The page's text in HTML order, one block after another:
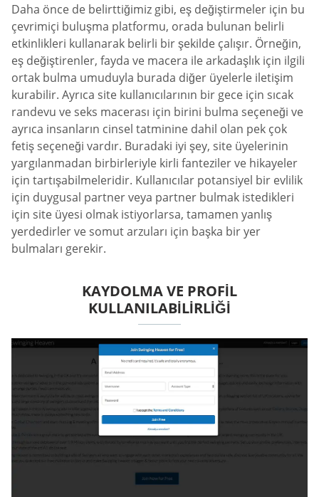
Daha önce de belirttiğimiz gibi, eş değiştirmeler için bu
çevrimiçi buluşma platformu, orada bulunan belirli
etkinlikleri kullanarak belirli bir şekilde çalışır. Örneğin,
eş değiştirenler, fayda ve macera ile arkadaşlık için ilgili
ortak bulma umuduyla burada diğer üyelerle iletişim
kurabilir. Ayrıca site kullanıcılarının bir gece için sıcak
randevu ve seks macerası için birini bulma seçeneği ve
ayrıca insanların cinsel tatminine dahil olan pek çok
fetiş seçeneği vardır. Buradaki iyi şey, site üyelerinin
yargılanmadan birbirleriyle kirli fanteziler ve hikayeler
için tartışabilmeleridir. Kullanıcılar potansiyel bir evlilik
için duygusal partner veya partner bulmak istedikleri
için site üyesi olmak istiyorlarsa, tamamen yanlış
yerdedirler ve somut arzuları için başka bir yer
bulmaları gerekir.
KAYDOLMA VE PROFIL
KULLANILABILIRLIĞI